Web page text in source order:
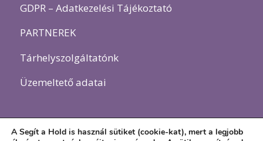
GDPR – Adatkezelési Tájékoztató
PARTNEREK
Tárhelyszolgáltatónk
Üzemeltető adatai
A Segít a Hold is használ sütiket (cookie-kat), mert a legjobb